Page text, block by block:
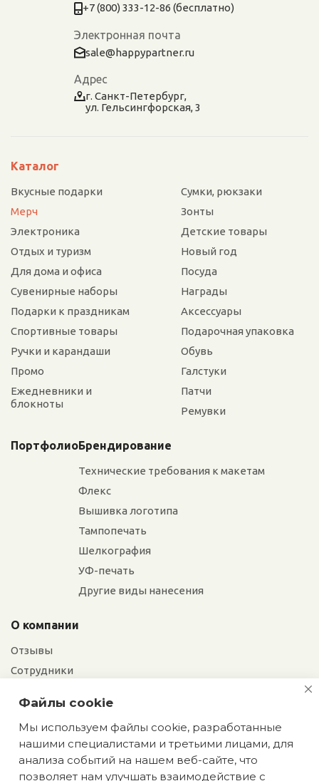
Екатерина
Мы сохраняем
+7 (800) 333-12-86 (бесплатно)
Электронная почта
sale@happypartner.ru
Адрес
г. Санкт-Петербург,
ул. Гельсингфорская, 3
Каталог
Вкусные подарки
Мерч
Электроника
Отдых и туризм
Для дома и офиса
Сувенирные наборы
Подарки к праздникам
Спортивные товары
Ручки и карандаши
Промо
Ежедневники и
блокноты
Сумки, рюкзаки
Зонты
Детские товары
Новый год
Посуда
Награды
Аксессуары
Подарочная упаковка
Обувь
Галстуки
Патчи
Ремувки
ПортфолиоБрендирование
Технические требования к макетам
Флекс
Вышивка логотипа
Тампопечать
Шелкография
УФ-печать
Другие виды нанесения
О компании
Отзывы
Сотрудники
Вакансии
Файлы cookie
Мы используем файлы cookie, разработанные
нашими специалистами и третьими лицами, для
анализа событий на нашем веб-сайте, что
позволяет нам улучшать взаимодействие с